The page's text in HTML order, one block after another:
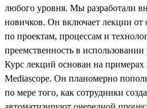
любого уровня. Мы разработали
новичков. Он включает лекции от
по проектам, процессам и
преемственность в
Курс лекций основан на примерах
Mediascope. Он планомерно
по мере того, как сотрудники